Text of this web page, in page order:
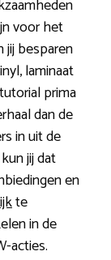
voor het
jij besparen
laminaat
prima
dan de
in uit de
jij dat
en
te
in de
acties.